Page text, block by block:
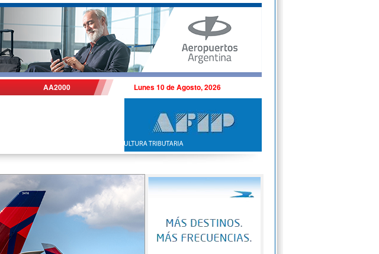
AA2000 Lunes 10 de Agosto, 2026